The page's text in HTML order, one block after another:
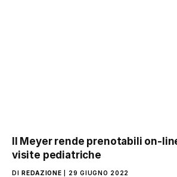
Il Meyer rende prenotabili on-
visite pediatriche
DI REDAZIONE 29 GIUGNO 2022